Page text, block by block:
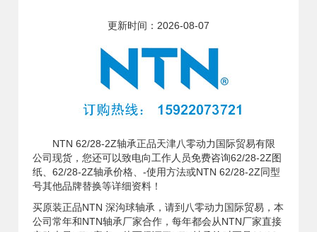
更新时间：2026-08-07
NTN 62/28-2Z轴承正品天津八零动力国际贸易有限
公司现货，您还可以致电向工作人员免费咨询62/28-2Z图
纸、62/28-2Z轴承价格、-使用方法或NTN 62/28-2Z同型
号其他品牌替换等详细资料！
买原装正品NTN 深沟球轴承，请到八零动力国际贸易，本
公司常年和NTN轴承厂家合作，每年都会从NTN厂家直接